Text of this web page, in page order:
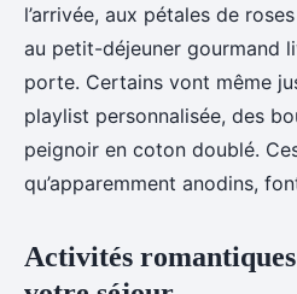
l’arrivée, aux pétales de
au petit-déjeuner gourmand
porte. Certains vont même
playlist personnalisée, des
peignoir en coton doublé.
qu’apparemment anodins,
Activités